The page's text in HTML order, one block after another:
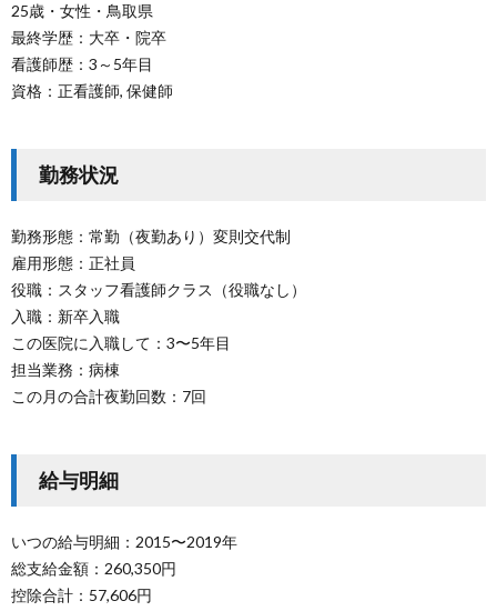
25歳・女性・鳥取県
最終学歴：大卒・院卒
看護師歴：3～5年目
資格：正看護師, 保健師
勤務状況
勤務形態：常勤（夜勤あり）変則交代制
雇用形態：正社員
役職：スタッフ看護師クラス（役職なし）
入職：新卒入職
この医院に入職して：3〜5年目
担当業務：病棟
この月の合計夜勤回数：7回
給与明細
いつの給与明細：2015〜2019年
総支給金額：260,350円
控除合計：57,606円